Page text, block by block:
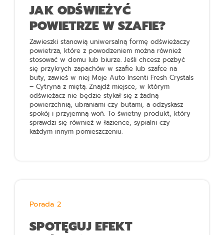
JAK ODŚWIEŻYĆ
POWIETRZE W SZAFIE?
Zawieszki stanowią uniwersalną formę odświeżaczy
powietrza, które z powodzeniem można również
stosować w domu lub biurze. Jeśli chcesz pozbyć
się przykrych zapachów w szafie lub szafce na
buty, zawieś w niejMoje Auto Insenti Fresh Crystals
– Cytryna z miętą. Znajdź miejsce, w którym
odświeżacz nie będzie stykał się z żadną
powierzchnią, ubraniami czy butami, a odzyskasz
spokój i przyjemną woń. To świetny produkt, który
sprawdzi się również w łazience, sypialni czy
każdym innym pomieszczeniu.
Porada 2
SPOTĘGUJ EFEKT